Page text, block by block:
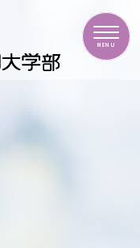
MENU